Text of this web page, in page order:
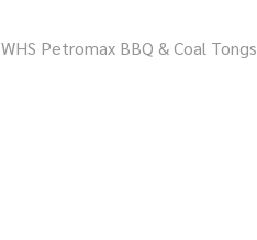
WHS Petromax BBQ & Coal Tongs